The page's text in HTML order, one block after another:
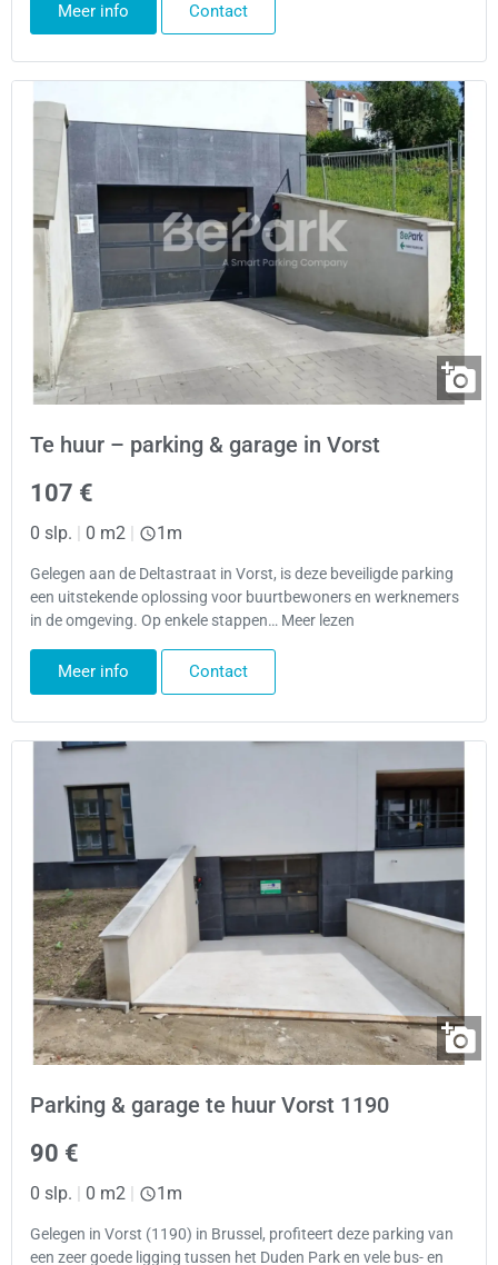
Meer info Contact
Te huur – parking & garage in Vorst
107 €
0 slp. | 0 m2 | 1m
Gelegen aan de Deltastraat in Vorst, is deze beveiligde parking
een uitstekende oplossing voor buurtbewoners en werknemers
in de omgeving. Op enkele stappen… Meer lezen
Meer info Contact
Parking & garage te huur Vorst 1190
90 €
0 slp. | 0 m2 | 1m
Gelegen in Vorst (1190) in Brussel, profiteert deze parking van
een zeer goede ligging tussen het Duden Park en vele bus- en